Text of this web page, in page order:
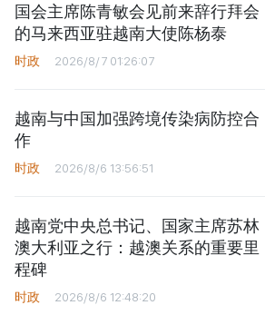
国会主席陈青敏会见前来辞行拜会
的马来西亚驻越南大使陈杨泰
时政 2026/8/7 01:26:07
越南与中国加强跨境传染病防控合
作
时政 2026/8/6 13:56:51
越南党中央总书记、国家主席苏林
澳大利亚之行：越澳关系的重要里
程碑
时政 2026/8/6 12:48:20